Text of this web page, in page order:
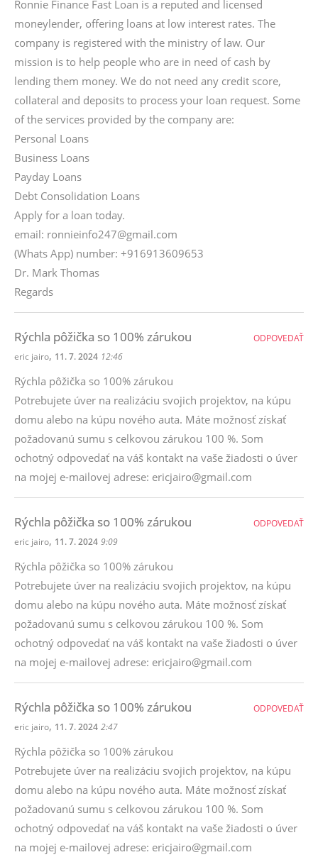
Ronnie Finance Fast Loan is a reputed and licensed
moneylender, offering loans at low interest rates. The
company is registered with the ministry of law. Our
mission is to help people who are in need of cash by
lending them money. We do not need any credit score,
collateral and deposits to process your loan request. Some
of the services provided by the company are:
Personal Loans
Business Loans
Payday Loans
Debt Consolidation Loans
Apply for a loan today.
email: ronnieinfo247@gmail.com
(Whats App) number: +916913609653
Dr. Mark Thomas
Regards
Rýchla pôžička so 100% zárukou
eric jairo, 11. 7. 2024 12:46
Rýchla pôžička so 100% zárukou
Potrebujete úver na realizáciu svojich projektov, na kúpu
domu alebo na kúpu nového auta. Máte možnosť získať
požadovanú sumu s celkovou zárukou 100 %. Som
ochotný odpovedať na váš kontakt na vaše žiadosti o úver
na mojej e-mailovej adrese: ericjairo@gmail.com
ODPOVEDAŤ
Rýchla pôžička so 100% zárukou
eric jairo, 11. 7. 2024 9:09
Rýchla pôžička so 100% zárukou
Potrebujete úver na realizáciu svojich projektov, na kúpu
domu alebo na kúpu nového auta. Máte možnosť získať
požadovanú sumu s celkovou zárukou 100 %. Som
ochotný odpovedať na váš kontakt na vaše žiadosti o úver
na mojej e-mailovej adrese: ericjairo@gmail.com
ODPOVEDAŤ
Rýchla pôžička so 100% zárukou
eric jairo, 11. 7. 2024 2:47
Rýchla pôžička so 100% zárukou
Potrebujete úver na realizáciu svojich projektov, na kúpu
domu alebo na kúpu nového auta. Máte možnosť získať
požadovanú sumu s celkovou zárukou 100 %. Som
ochotný odpovedať na váš kontakt na vaše žiadosti o úver
na mojej e-mailovej adrese: ericjairo@gmail.com
ODPOVEDAŤ